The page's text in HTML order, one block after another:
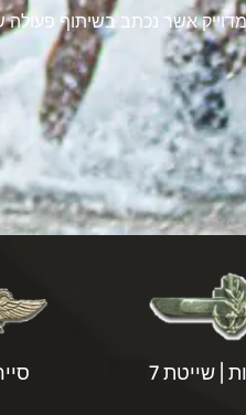
מדוייק אשר נכתב בשיתוף
| שייטת 7